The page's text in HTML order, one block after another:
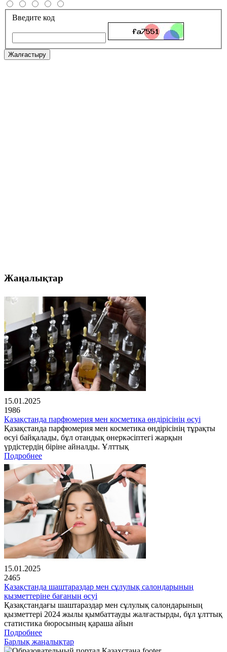
Введите код
Жалғастыру
Жаңалықтар
15.01.2025
1986
Қазақстанда парфюмерия мен косметика өндірісінің өсуі
Қазақстанда парфюмерия мен косметика өндірісінің тұрақты
өсуі байқалады, бұл отандық өнеркәсіптегі жарқын
үрдістердің біріне айналды. Ұлттық
Подробнее
15.01.2025
2465
Қазақстанда шаштараздар мен сұлулық салондарының
қызметтеріне бағаның өсуі
Қазақстандағы шаштараздар мен сұлулық салондарының
қызметтері 2024 жылы қымбаттауды жалғастырды, бұл ұлттық
статистика бюросының қараша айын
Подробнее
Барлық жаңалықтар